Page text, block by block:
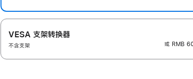
VESA 支架转换器
不含支架
或 RMB